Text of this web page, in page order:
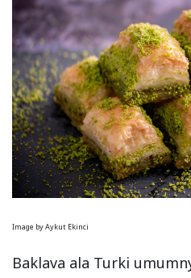
Image by Aykut Ekinci
Baklava ala Turki